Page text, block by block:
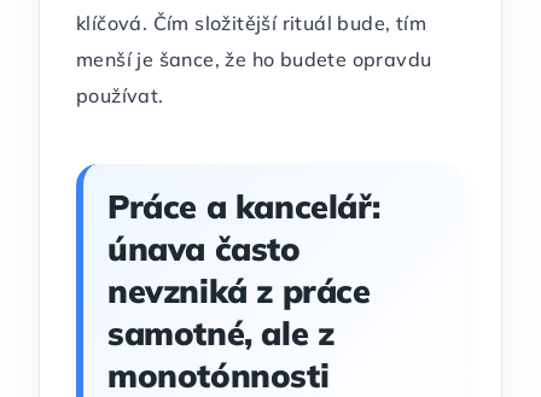
klíčová. Čím složitější rituál bude, tím
menší je šance, že ho budete opravdu
používat.
Práce a kancelář:
únava často
nevzniká z práce
samotné, ale z
monotónnosti